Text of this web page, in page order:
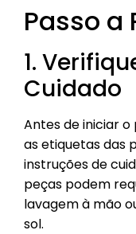
Passo a
1.
Cuidado
Antes de iniciar
as etiquetas das
instruções de
peças podem
lavagem à mão
sol.